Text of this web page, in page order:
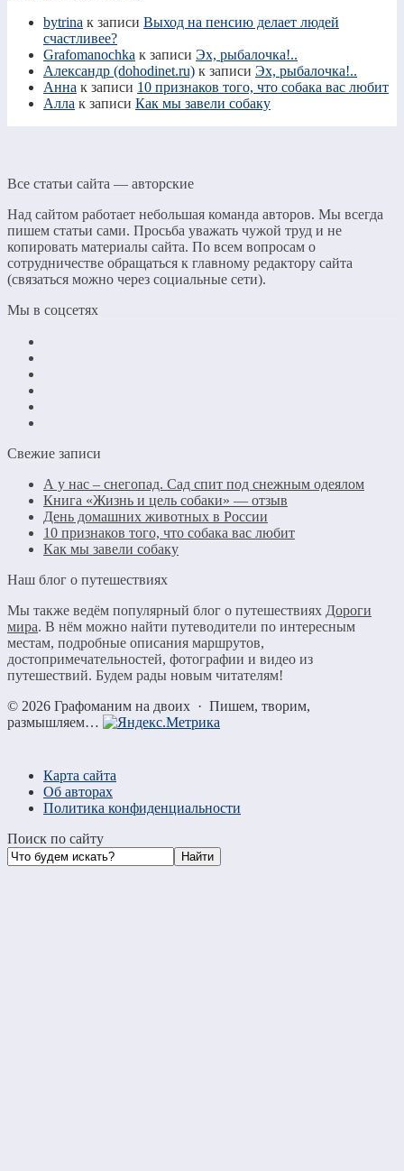
bytrina к записи Выход на пенсию делает людей
счастливее?
Grafomanochka к записи Эх, рыбалочка!..
Александр (dohodinet.ru) к записи Эх, рыбалочка!..
Анна к записи 10 признаков того, что собака вас любит
Алла к записи Как мы завели собаку
Все статьи сайта — авторские
Над сайтом работает небольшая команда авторов. Мы всегда
пишем статьи сами. Просьба уважать чужой труд и не
копировать материалы сайта. По всем вопросам о
сотрудничестве обращаться к главному редактору сайта
(связаться можно через социальные сети).
Мы в соцсетях
Свежие записи
А у нас – снегопад. Сад спит под снежным одеялом
Книга «Жизнь и цель собаки» — отзыв
День домашних животных в России
10 признаков того, что собака вас любит
Как мы завели собаку
Наш блог о путешествиях
Мы также ведём популярный блог о путешествиях Дороги
мира. В нём можно найти путеводители по интересным
местам, подробные описания маршрутов,
достопримечательностей, фотографии и видео из
путешествий. Будем рады новым читателям!
© 2026 Графоманим на двоих · Пишем, творим,
размышляем…
Карта сайта
Об авторах
Политика конфиденциальности
Поиск по сайту